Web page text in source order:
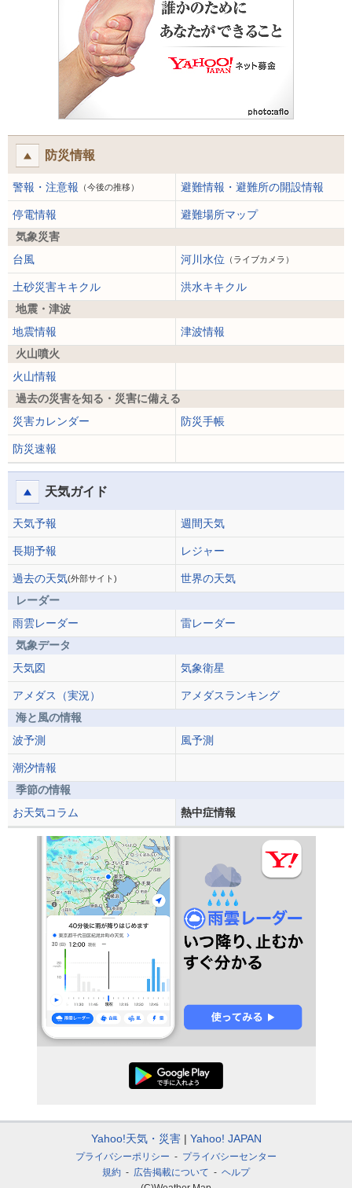
防災情報
警報・注意報 （今後の推移） 避難情報・避難所の開設情報
停電情報
避難場所マップ
気象災害
台風
河川水位 （ライブカメラ）
土砂災害キキクル
洪水キキクル
地震・津波
地震情報
津波情報
火山噴火
火山情報
過去の災害を知る・災害に備える
災害カレンダー
防災手帳
防災速報
天気ガイド
天気予報 週間天気
長期予報 レジャー
過去の天気(外部サイト)
世界の天気
レーダー
雨雲レーダー
雷レーダー
気象データ
天気図
気象衛星
アメダス（実況）
アメダスランキング
海と風の情報
波予測
風予測
潮汐情報
季節の情報
お天気コラム
熱中症情報
Yahoo!天気・災害 Yahoo! JAPAN
プライバシーポリシー
プライバシーセンター
規約
広告掲載について
ヘルプ